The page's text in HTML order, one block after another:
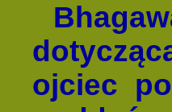
ojciec